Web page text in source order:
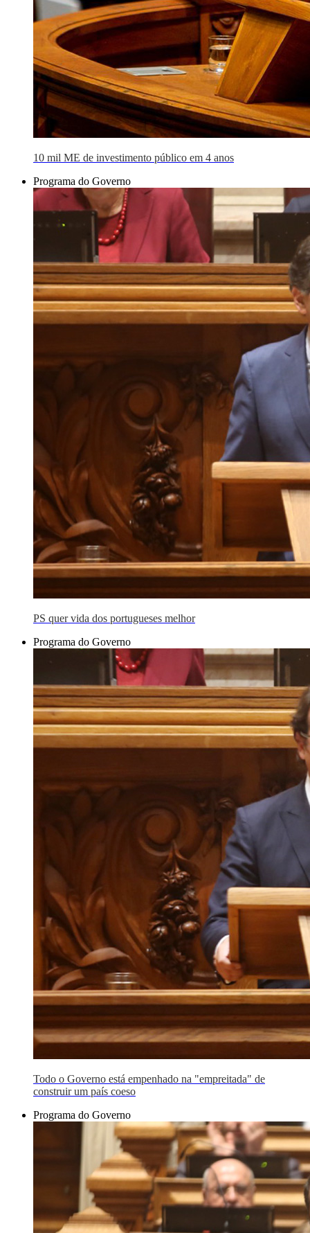
10 mil ME de investimento público em 4 anos
Programa do Governo
PS quer vida dos portugueses melhor
Programa do Governo
Todo o Governo está empenhado na "empreitada" de
construir um país coeso
Programa do Governo